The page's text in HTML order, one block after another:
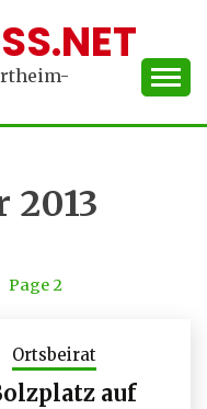
2013
Page 2
Ortsbeirat
auf